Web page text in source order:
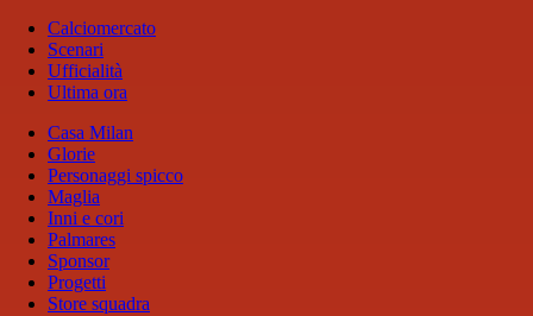
Calciomercato
Scenari
Ufficialità
Ultima ora
Casa Milan
Glorie
Personaggi spicco
Maglia
Inni e cori
Palmares
Sponsor
Progetti
Store squadra